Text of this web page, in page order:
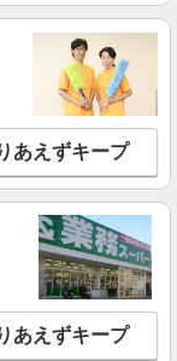
あえずキープ
あえずキープ